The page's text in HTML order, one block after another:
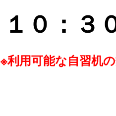
１０：３
※利用可能な自習机